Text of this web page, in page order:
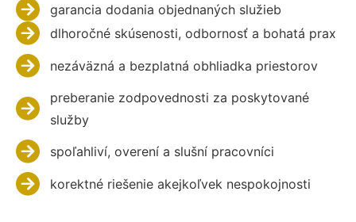
garancia dodania objednaných služieb
dlhoročné skúsenosti, odbornosť a bohatá prax
nezáväzná a bezplatná obhliadka priestorov
preberanie zodpovednosti za poskytované
služby
spoľahliví, overení a slušní pracovníci
korektné riešenie akejkoľvek nespokojnosti